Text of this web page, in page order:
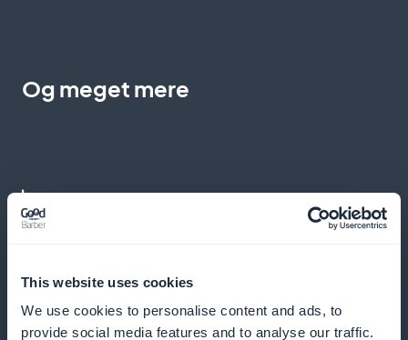
This website uses cookies
We use cookies to personalise content and ads, to
provide social media features and to analyse our traffic.
Og meget mere
kampagner
Informer straks dine kunder om nye tilbud med push-